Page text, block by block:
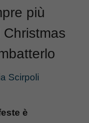
più
Scirpoli
è